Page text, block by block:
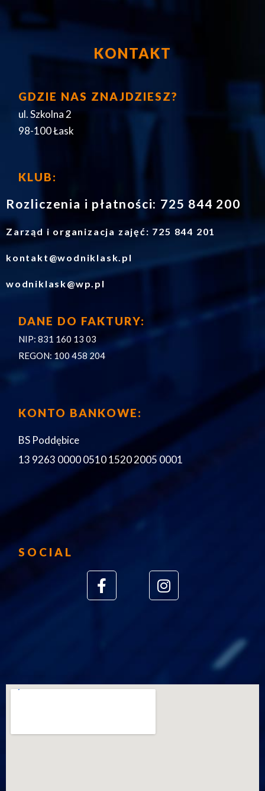
KONTAKT
GDZIE NAS ZNAJDZIESZ?
ul. Szkolna 2
98-100 Łask
KLUB:
Rozliczenia i płatności: 725 844 200
Zarząd i organizacja zajęć: 725 844 201
kontakt@wodniklask.pl
wodniklask@wp.pl
DANE DO FAKTURY:
NIP: 831 160 13 03
REGON: 100 458 204
KONTO BANKOWE:
BS Poddębice
13 9263 0000 0510 1520 2005 0001
SOCIAL